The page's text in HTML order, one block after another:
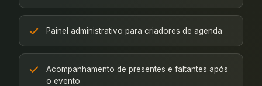
Painel administrativo para criadores de agenda
Acompanhamento de presentes e faltantes após
o evento